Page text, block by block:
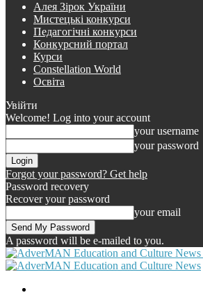
Алея Зірок України
Мистецькі конкурси
Педагогічні конкурси
Конкурсний портал
Курси
Constellation World
Освіта
Увійти
Welcome! Log into your account
your username
your password
Forgot your password? Get help
Password recovery
Recover your password
your email
A password will be e-mailed to you.